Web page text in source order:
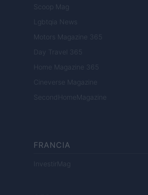
Scoop Mag
Lgbtqia News
Motors Magazine 365
Day Travel 365
Home Magazine 365
Cineverse Magazine
SecondHomeMagazine
FRANCIA
InvestirMag